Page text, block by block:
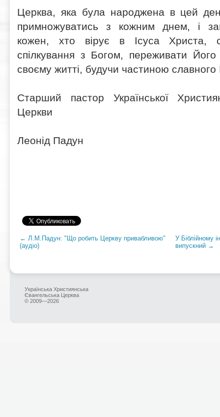
Церква, яка була народжена в цей
примножуватись з кожним днем, і
кожен, хто вірує в Ісуса Христа,
спілкування з Богом, переживати Його
своєму житті, будучи частиною
Старший пастор Української
Церкви
Леонід Падун
← Л.М.Падун: "Що робить Церкву привабливою"
(аудіо)
У Біблійному
випускний →
Українська Християнська
Євангельська Церква
© 2009—2026